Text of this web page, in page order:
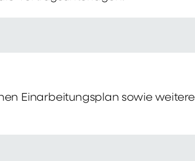
Einarbeitungsplan sowie weitere